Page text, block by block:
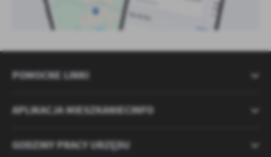
POMOCNE LINKI
APLIKACJA MIESZKANIECINFO
GODZINY PRACY URZĘDU